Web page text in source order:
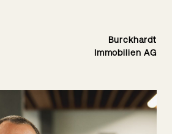
Burckhardt
Immobilien AG